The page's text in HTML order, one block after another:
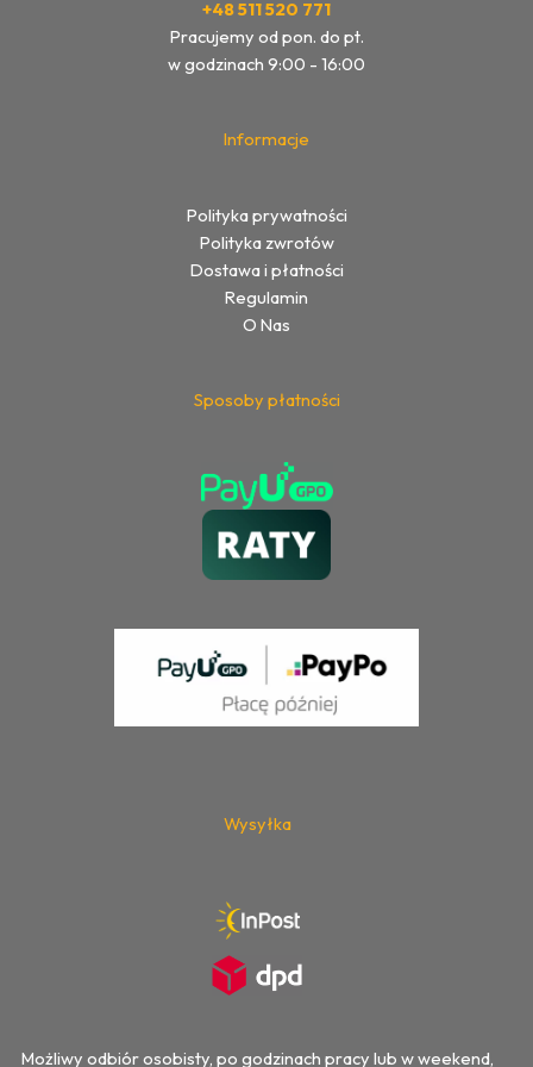
+48 511 520 771
Pracujemy od pon. do pt.
w godzinach 9:00 - 16:00
Informacje
Polityka prywatności
Polityka zwrotów
Dostawa i płatności
Regulamin
O Nas
Sposoby płatności
Wysyłka
Możliwy odbiór osobisty, po godzinach pracy lub w weekend,